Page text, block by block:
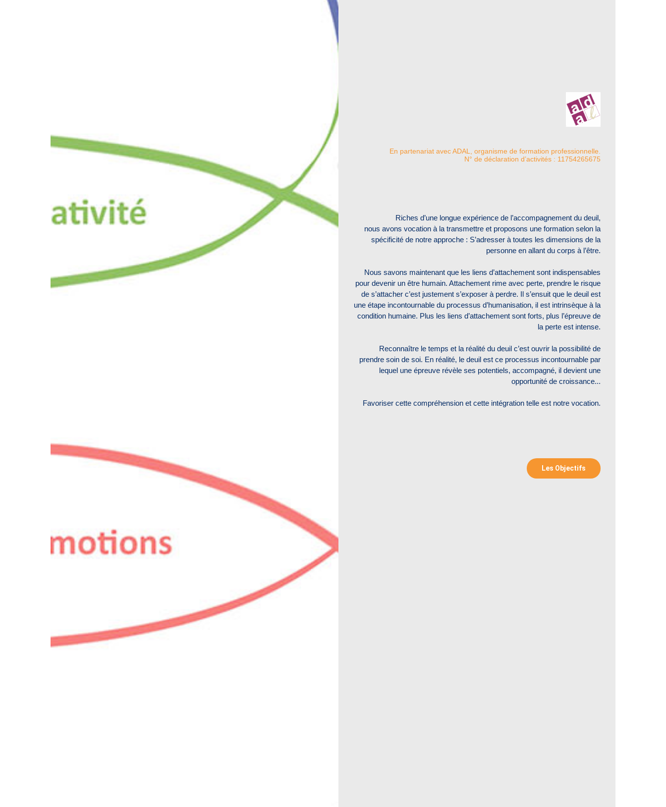
En partenariat avec ADAL, organisme de formation professionnelle.
N° de déclaration d’activités : 11754265675
Riches d’une longue expérience de l’accompagnement du deuil,
nous avons vocation à la transmettre et proposons une formation selon la
spécificité de notre approche : S’adresser à toutes les dimensions de la
personne en allant du corps à l’être.
Nous savons maintenant que les liens d’attachement sont indispensables
pour devenir un être humain. Attachement rime avec perte, prendre le risque
de s’attacher c’est justement s’exposer à perdre. Il s’ensuit que le deuil est
une étape incontournable du processus d’humanisation, il est intrinsèque à la
condition humaine. Plus les liens d’attachement sont forts, plus l’épreuve de
la perte est intense.
Reconnaître le temps et la réalité du deuil c’est ouvrir la possibilité de
prendre soin de soi. En réalité, le deuil est ce processus incontournable par
lequel une épreuve révèle ses potentiels, accompagné, il devient une
opportunité de croissance...
Favoriser cette compréhension et cette intégration telle est notre vocation.
Les Objectifs